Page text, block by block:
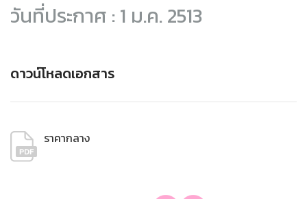
วันที่ประกาศ : 1 ม.ค. 2513
ดาวน์โหลดเอกสาร
ราคากลาง